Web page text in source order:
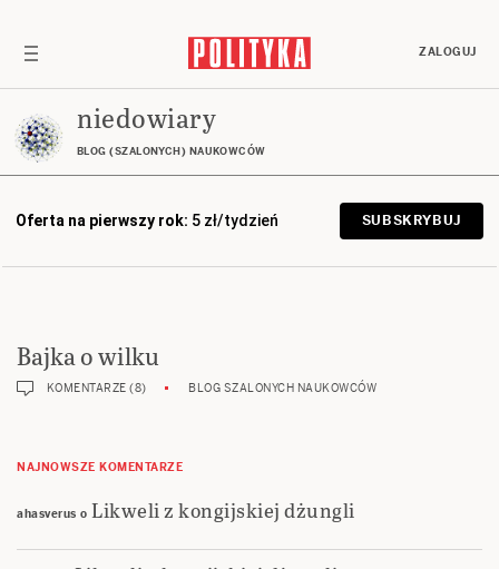
ZALOGUJ
niedowiary
BLOG (SZALONYCH) NAUKOWCÓW
Oferta na pierwszy rok: 5 zł/tydzień SUBSKRYBUJ
Bajka o wilku
KOMENTARZE (8) BLOG SZALONYCH NAUKOWCÓW
NAJNOWSZE KOMENTARZE
ahasverus o Likweli z kongijskiej dżungli